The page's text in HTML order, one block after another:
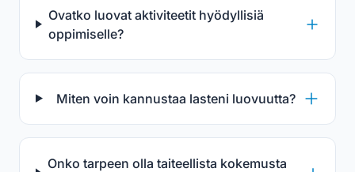
Ovatko luovat aktiviteetit hyödyllisiä
oppimiselle?
Miten voin kannustaa lasteni luovuutta?
Onko tarpeen olla taiteellista kokemusta